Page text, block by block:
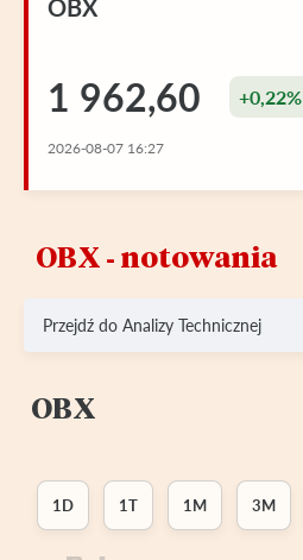
OBX
1 962,60 +0,22%
2026-08-07 16:27
OBX ‑ notowania
Przejdź do Analizy Technicznej
OBX
1D 1T 1M 3M